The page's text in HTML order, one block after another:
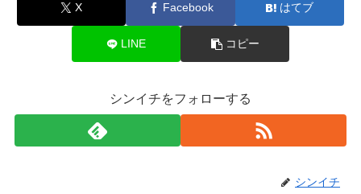
X Facebook はてブ
LINE コピー
シンイチをフォローする
シンイチ